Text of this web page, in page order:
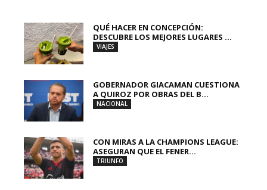
QUÉ HACER EN CONCEPCIÓN:
DESCUBRE LOS MEJORES LUGARES ...
VIAJES
GOBERNADOR GIACAMAN CUESTIONA
A QUIROZ POR OBRAS DEL B...
NACIONAL
CON MIRAS A LA CHAMPIONS LEAGUE:
ASEGURAN QUE EL FENER...
TRIUNFO